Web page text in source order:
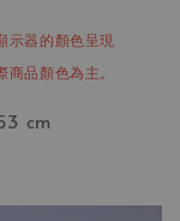
示器的顏色呈現
品顏色為主。
cm